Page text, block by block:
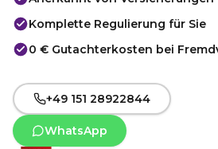
Komplette Regulierung für Sie
0 € Gutachterkosten bei
+49 151 28922844
WhatsApp